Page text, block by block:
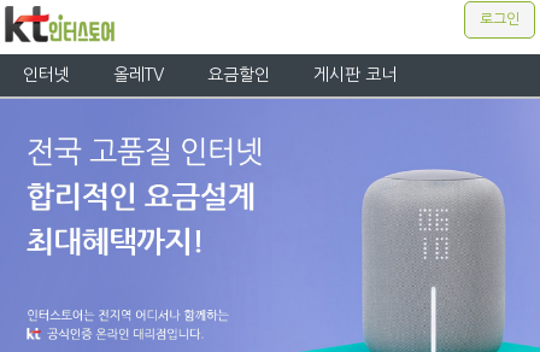
로그인
인터넷 올레TV 요금할인 게시판 코너